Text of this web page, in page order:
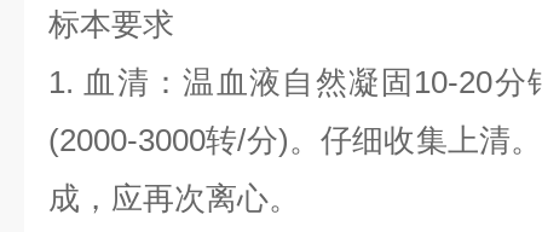
标本要求
1. 血清：温血液自然凝固10-20
(2000-3000转/分)。仔细收集上清
成，应再次离心。